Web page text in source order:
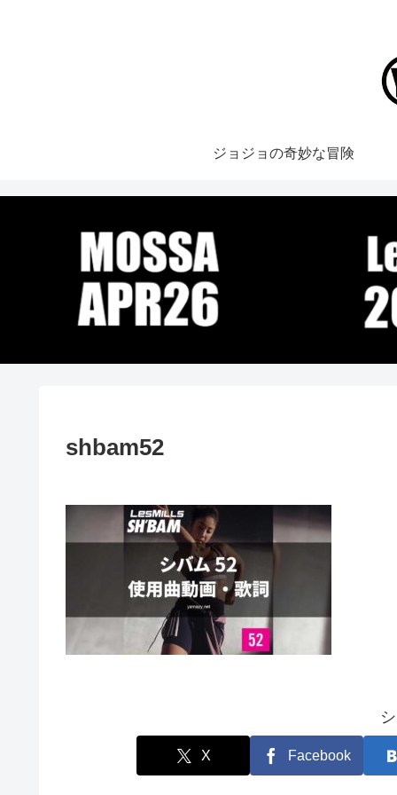
ジョジョの奇妙な冒険
shbam52
X Facebook